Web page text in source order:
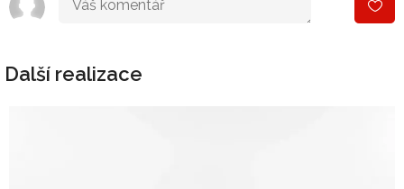
Další realizace